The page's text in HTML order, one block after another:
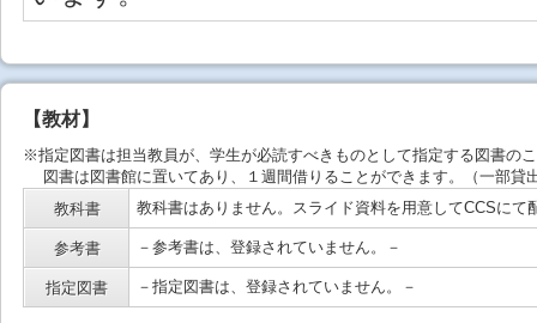
【教材】
※指定図書は担当教員が、学生が必読すべきものとして指定する図書の
図書は図書館に置いてあり、１週間借りることができます。（一部貸
教科書
教科書はありません。スライド資料を用意してCCSにて
参考書 －参考書は、登録されていません。－
指定図書 －指定図書は、登録されていません。－